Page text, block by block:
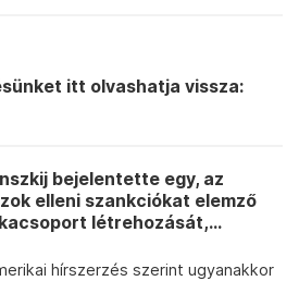
itt olvashatja vissza:
bejelentette egy, az
elleni szankciókat elemző
létrehozását,...
hírszerzés szerint ugyanakkor